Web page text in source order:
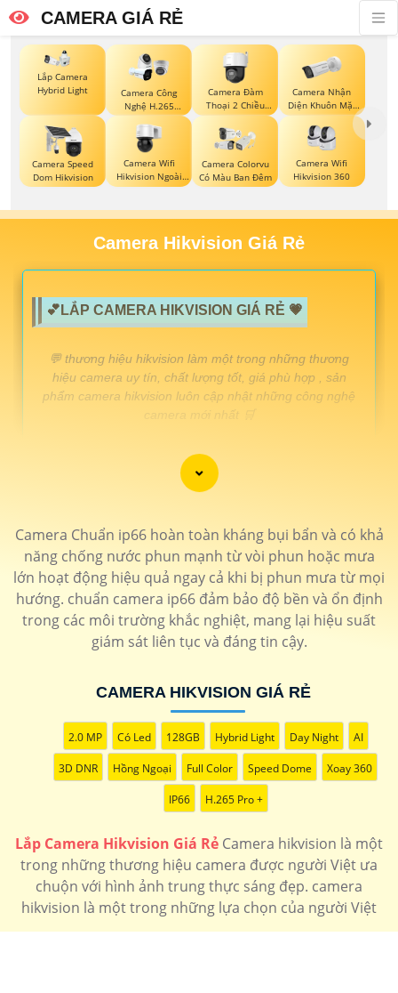
CAMERA GIÁ RẺ
Lắp Camera
Hybrid Light
Camera Công
Nghệ H.265
Hikvision
Camera Đàm
Thoại 2 Chiều
Hikvision
Camera Nhận
Diện Khuôn Mặt
Hikvision
Camera Speed
Dom Hikvision
Camera Wifi
Hikvision Ngoài
Trời 360
Camera Colorvu
Có Màu Ban Đêm
Camera Wifi
Hikvision 360
Camera Hikvision Giá Rẻ
💕LẮP CAMERA HIKVISION GIÁ RẺ 💗
️💬 thương hiệu hikvision làm một trong những thương
hiệu camera uy tín, chất lượng tốt, giá phù hợp , sản
phẩm camera hikvision luôn cập nhật những công nghệ
camera mới nhất 🛒
LẮP CAMERA HIKVISION GIÁ RẺ
🔮 Lắp camera Speedom Hikvision
🔷160.000 VNĐCamera xoay 360 zoom xa chống mưa nắng Độ
phân giải FULL HDDS-2DE7A225IW-AEB
🔊 Camera Hikvision Báo Động
🔖 150.000 VNĐ Camera hikvision báo động chống trộm thông
minh DS-2CE72DF3T-PIRXOS
110.000 VNĐcamera có màu ban đêm chất lượng cao
2CE70DF3T-MF
🏅 Camera Camera up trần Hikvision
🔖150.000 VNĐĐộ phân giải full hd 1080P Up trần tinh tếDS-
2CD2543G2-IWS
💰 Lắp Camera Ống Kính Rộng
🔖110.000 VNĐLắp camera ống kính rộng sắt nétDS-2CD2323G2-
IU
🔔 Camera Hikvision Có Màu Ban đêm
🔷160.000 VNĐLắp camera hikvision có màu ban đêm 40mDS-
Camera Chuẩn ip66 hoàn toàn kháng bụi bẩn và có khả
năng chống nước phun mạnh từ vòi phun hoặc mưa
lớn hoạt động hiệu quả ngay cả khi bị phun mưa từ mọi
hướng. chuẩn camera ip66 đảm bảo độ bền và ổn định
trong các môi trường khắc nghiệt, mang lại hiệu suất
giám sát liên tục và đáng tin cậy.
CAMERA HIKVISION GIÁ RẺ
2.0 MP Có Led 128GB Hybrid Light Day Night AI
3D DNR Hồng Ngoại Full Color Speed Dome Xoay 360
IP66 H.265 Pro +
Lắp Camera Hikvision Giá Rẻ Camera hikvision là một
trong những thương hiệu camera được người Việt ưa
chuộn với hình ảnh trung thực sáng đẹp. camera
hikvision là một trong những lựa chọn của người Việt